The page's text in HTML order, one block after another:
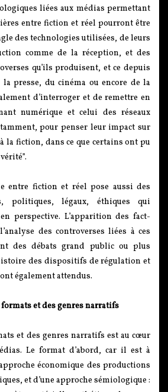
liées aux médias permettant
entre fiction et réel pourront être
des technologies utilisées, de leurs
comme de la réception, et des
qu’ils produisent, et ce depuis
presse, du cinéma ou encore de la
d’interroger et de remettre en
numérique et celui des réseaux
pour penser leur impact sur
la fiction, dans ce que certains ont pu
entre fiction et réel pose aussi des
politiques, légaux, éthiques qui
perspective. L’apparition des fact-
des controverses liées à ces
des débats grand public ou plus
des dispositifs de régulation et
également attendus.
et des genres narratifs
et des genres narratifs est au cœur
Le format d’abord, car il est à
économique des productions
et d’une approche sémiologique :